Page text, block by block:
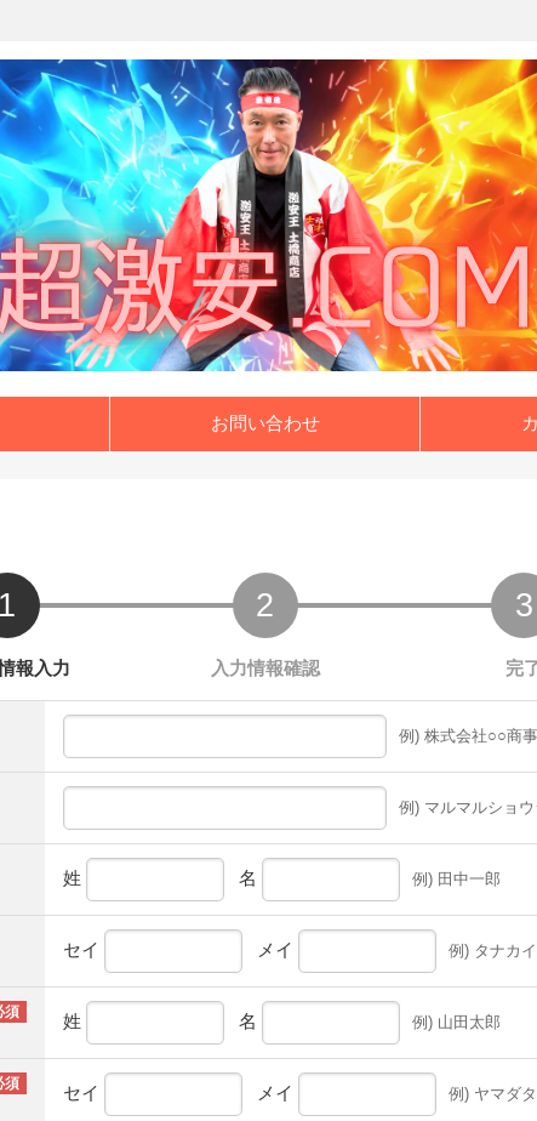
お問い合わせ
例) 株式会社○○商事
例) マルマルショウ
姓 名 例) 田中一郎
セイ メイ 例) タナカ
姓 名 例) 山田太郎
セイ メイ 例) ヤマダ